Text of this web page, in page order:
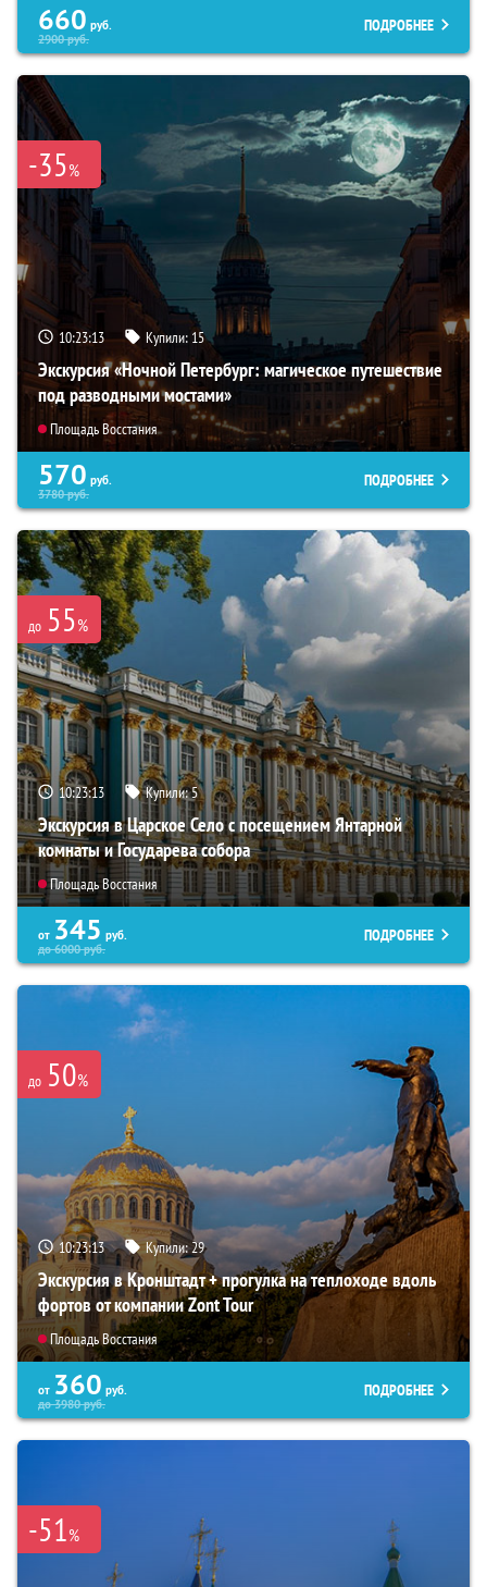
660 руб.
2900руб.
ПОДРОБНЕЕ
-35%
10:23:12 Купили: 15
Экскурсия «Ночной Петербург: магическое путешествие
под разводными мостами»
Площадь Восстания
570 руб.
3780руб.
ПОДРОБНЕЕ
до 55%
10:23:12 Купили:5
Экскурсия в Царское Село с посещением Янтарной
комнаты и Государева собора
Площадь Восстания
от 345 руб.
до6000руб.
ПОДРОБНЕЕ
до 50%
10:23:12 Купили:29
Экскурсия в Кронштадт + прогулка на теплоходе вдоль
фортов от компании Zont Tour
Площадь Восстания
от 360 руб.
до3980руб.
ПОДРОБНЕЕ
-51%